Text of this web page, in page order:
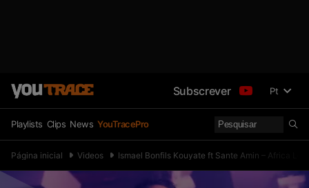
Subscrever Pt
Playlists Clips News YouTracePro
Página inicial Videos Ismael Bonfils Kouyate ft Sante Amin – Africa